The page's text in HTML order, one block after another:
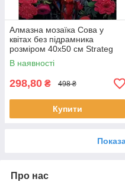
Алмазна мозаїка Сова у
квітах без підрамника
розміром 40х50 см Strateg
(JSFH85881)
В наявності
298,80 ₴ 498 ₴
Купити
Про нас